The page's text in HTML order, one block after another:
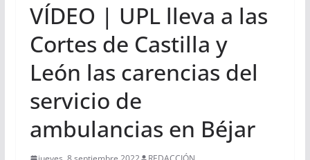
VÍDEO | UPL lleva a las
Cortes de Castilla y
León las carencias del
servicio de
ambulancias en Béjar